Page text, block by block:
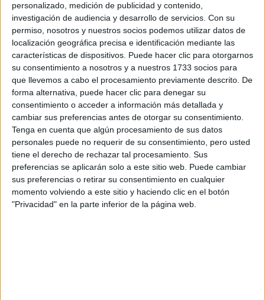
personalizado, medición de publicidad y contenido,
investigación de audiencia y desarrollo de servicios. Con su
permiso, nosotros y nuestros socios podemos utilizar datos de
localización geográfica precisa e identificación mediante las
características de dispositivos. Puede hacer clic para otorgarnos
su consentimiento a nosotros y a nuestros 1733 socios para
que llevemos a cabo el procesamiento previamente descrito. De
forma alternativa, puede hacer clic para denegar su
consentimiento o acceder a información más detallada y
cambiar sus preferencias antes de otorgar su consentimiento.
Tenga en cuenta que algún procesamiento de sus datos
personales puede no requerir de su consentimiento, pero usted
tiene el derecho de rechazar tal procesamiento. Sus
preferencias se aplicarán solo a este sitio web. Puede cambiar
sus preferencias o retirar su consentimiento en cualquier
momento volviendo a este sitio y haciendo clic en el botón
"Privacidad" en la parte inferior de la página web.
Soy:*
Chico
Chica
¿En qué año terminas (o terminaste) bachillerato o FP?
Soy estudiante de:*
Términos y Condiciones de Uso
Aceptolos Términos y Condicionesde uso*